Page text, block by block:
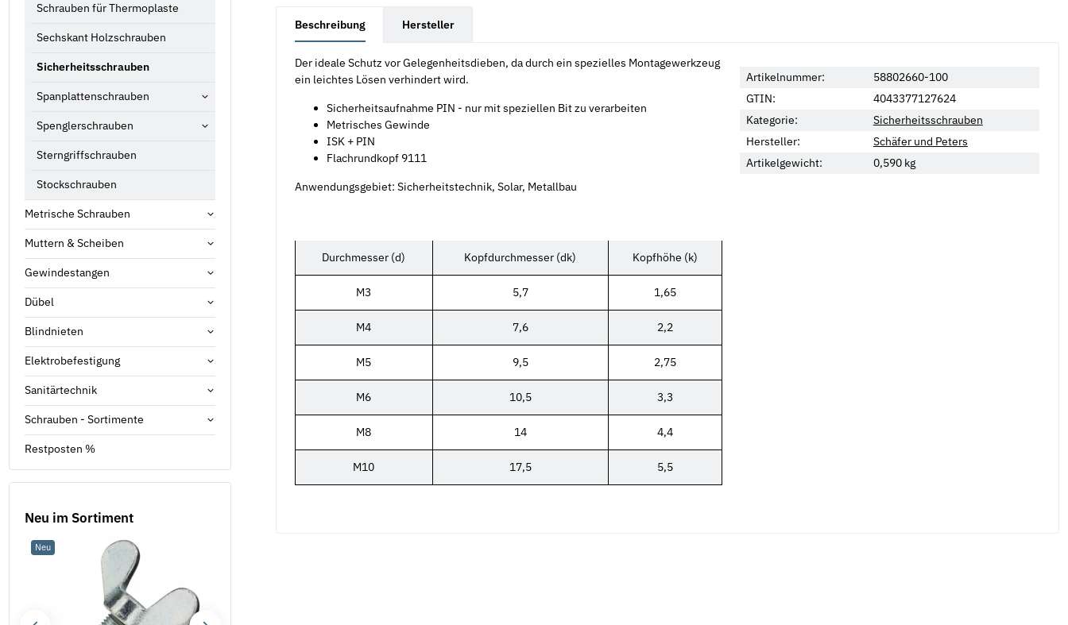
Beschreibung Hersteller
Der ideale Schutz vor Gelegenheitsdieben, da durch ein spezielles Montagewerkzeug
ein leichtes Lösen verhindert wird.
Sicherheitsaufnahme PIN - nur mit speziellen Bit zu verarbeiten
Metrisches Gewinde
ISK + PIN
Flachrundkopf 9111
Anwendungsgebiet: Sicherheitstechnik, Solar, Metallbau
Durchmesser (d) Kopfdurchmesser (dk) Kopfhöhe (k)
M3 5,7 1,65
M4 7,6 2,2
M5 9,5 2,75
M6 10,5 3,3
M8 14 4,4
M10 17,5 5,5
Artikelnummer:
58802660-100
GTIN:
4043377127624
Kategorie:
Sicherheitsschrauben
Hersteller:
Schäfer und Peters
Artikelgewicht:
0,590 kg
Schrauben für Thermoplaste
Sechskant Holzschrauben
Sicherheitsschrauben
Spanplattenschrauben
Spenglerschrauben
Sterngriffschrauben
Stockschrauben
Metrische Schrauben
Muttern & Scheiben
Gewindestangen
Dübel
Blindnieten
Elektrobefestigung
Sanitärtechnik
Schrauben - Sortimente
Restposten %
Neu im Sortiment
Neu